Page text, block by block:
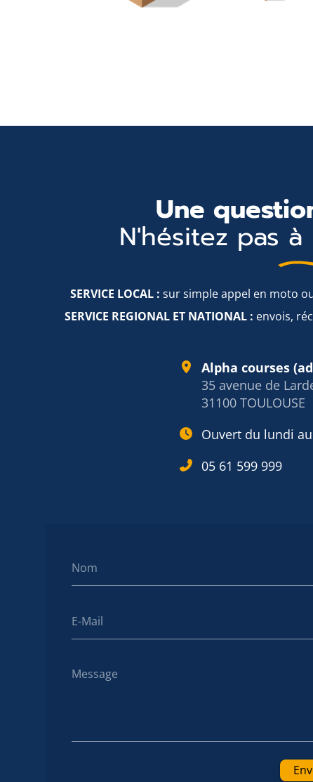
Une
N'hésitez pas
SERVICE LOCAL : sur simple appel en moto
SERVICE REGIONAL ET NATIONAL : envois,
Nom
E-Mail
Message
Alpha courses
35 avenue de
31100 TOULOUSE
Ouvert du lundi
05 61 599 999